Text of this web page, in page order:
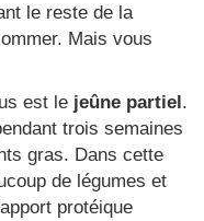
le reste de la
Mais vous
est le jeûne partiel.
trois semaines
gras. Dans cette
de légumes et
protéique